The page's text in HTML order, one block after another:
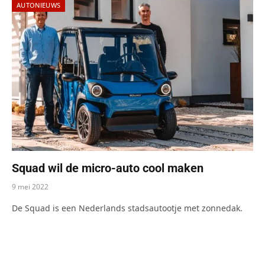
AUTONIEUWS
Squad wil de micro-auto cool maken
9 mei 2022
De Squad is een Nederlands stadsautootje met zonnedak.